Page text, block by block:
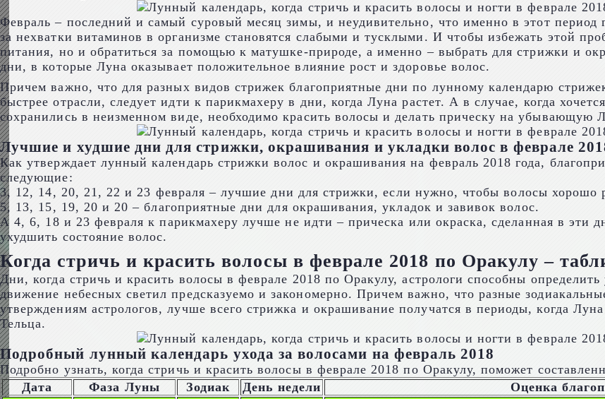
Февраль – последний и самый суровый месяц зимы, и неудивительно, что именно в этот
за нехватки витаминов в организме становятся слабыми и тусклыми. И чтобы избежать этой
питания, но и обратиться за помощью к матушке-природе, а именно – выбрать для стрижки и
дни, в которые Луна оказывает положительное влияние рост и здоровье волос.
Причем важно, что для разных видов стрижек благоприятные дни по лунному календарю
быстрее отрасли, следует идти к парикмахеру в дни, когда Луна растет. А в случае, когда
сохранились в неизменном виде, необходимо красить волосы и делать прическу на убывающую
Лучшие и худшие дни для стрижки, окрашивания и укладки волос в феврале
Как утверждает лунный календарь стрижки волос и окрашивания на февраль 2018 года,
следующие:
3, 12, 14, 20, 21, 22 и 23 февраля – лучшие дни для стрижки, если нужно, чтобы волосы хорошо
5, 13, 15, 19, 20 и 20 – благоприятные дни для окрашивания, укладок и завивок волос.
А 4, 6, 18 и 23 февраля к парикмахеру лучше не идти – прическа или окраска, сделанная в эти
ухудшить состояние волос.
Когда стричь и красить волосы в феврале 2018 по Оракулу –
Дни, когда стричь и красить волосы в феврале 2018 по Оракулу, астрологи способны
движение небесных светил предсказуемо и закономерно. Причем важно, что разные
утверждениям астрологов, лучше всего стрижка и окрашивание получатся в периоды, когда
Тельца.
Подробный лунный календарь ухода за волосами на февраль 2018
Подробно узнать, когда стричь и красить волосы в феврале 2018 по Оракулу, поможет
Дата
Фаза Луны Зодиак День недели
Оценка